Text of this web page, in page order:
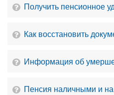
Получить пенсионное
Как восстановить
Информация об
Пенсия наличными и на